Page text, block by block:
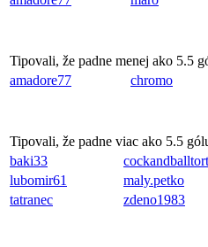
Tipovali, že padne menej ako 5.5
amadore77
chromo
Tipovali, že padne viac ako 5.5
baki33
lubomir61
maly.petko
tatranec
zdeno1983